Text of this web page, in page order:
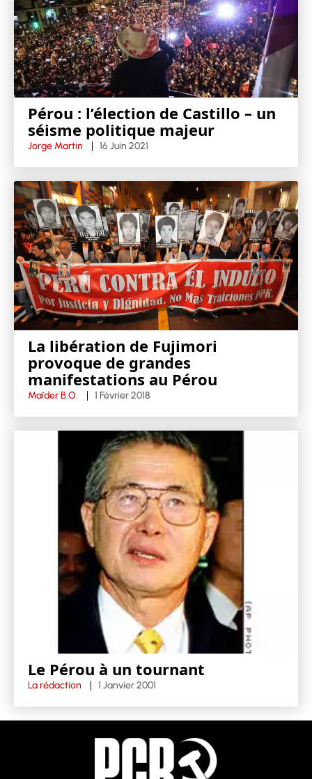
Pérou : l’élection de Castillo – un
séisme politique majeur
Jorge Martin 16 Juin 2021
La libération de Fujimori
provoque de grandes
manifestations au Pérou
Maïder B.O. 1 Février 2018
Le Pérou à un tournant
La rédaction 1 Janvier 2001